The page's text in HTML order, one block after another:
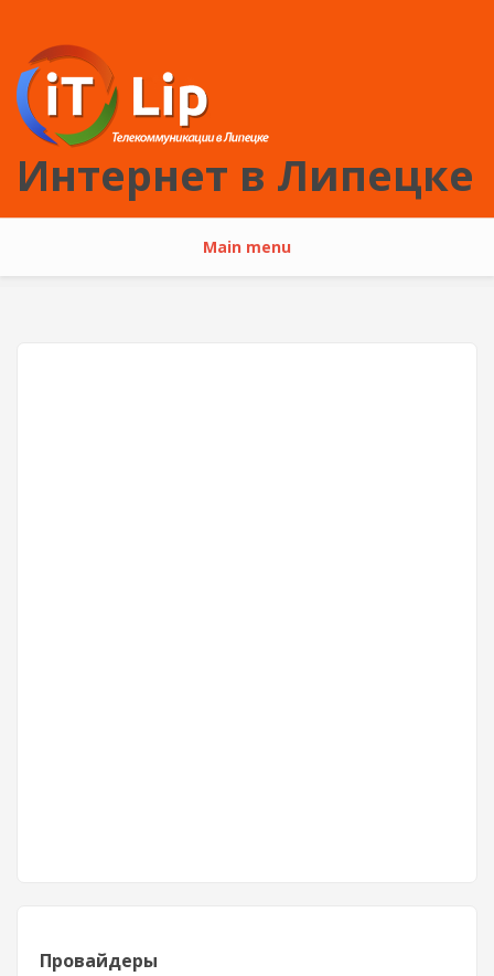
Интернет в Липецке
Main menu
Провайдеры